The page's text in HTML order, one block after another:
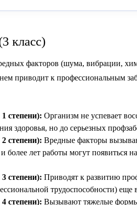
класс)
факторов (шума, вибрации,
приводит к профессиональным
степени): Организм не успевает
здоровья, но до серьезных
степени): Вредные факторы
более лет работы могут появиться
степени): Приводят к развитию
трудоспособности) еще
степени): Вызывают тяжелые